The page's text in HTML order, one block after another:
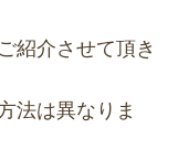
紹介させて頂き
法は異なりま